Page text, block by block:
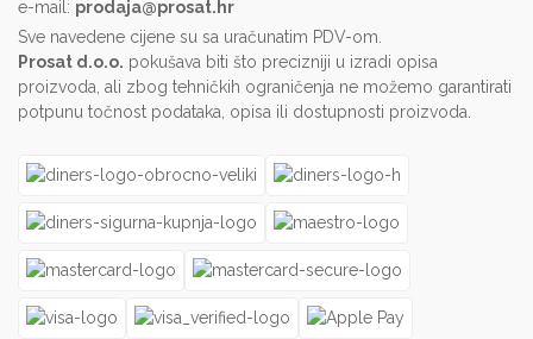
e-mail: prodaja@prosat.hr
Sve navedene cijene su sa uračunatim PDV-om.
Prosat d.o.o. pokušava biti što precizniji u izradi opisa
proizvoda, ali zbog tehničkih ograničenja ne možemo garantirati
potpunu točnost podataka, opisa ili dostupnosti proizvoda.